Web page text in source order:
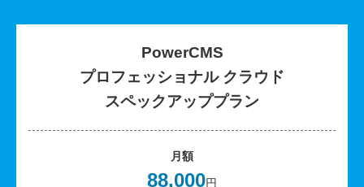
PowerCMS
プロフェッショナル クラウド
スペックアッププラン
月額
88,000円